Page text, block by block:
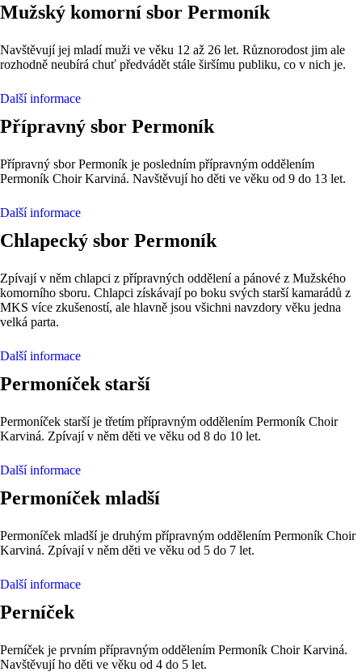
Mužský komorní sbor Permoník
Navštěvují jej mladí muži ve věku 12 až 26 let. Různorodost jim ale
rozhodně neubírá chuť předvádět stále širšímu publiku, co v nich je.
Další informace
Přípravný sbor Permoník
Přípravný sbor Permoník je posledním přípravným oddělením
Permoník Choir Karviná. Navštěvují ho děti ve věku od 9 do 13 let.
Další informace
Chlapecký sbor Permoník
Zpívají v něm chlapci z přípravných oddělení a pánové z Mužského
komorního sboru. Chlapci získávají po boku svých starší kamarádů z
MKS více zkušeností, ale hlavně jsou všichni navzdory věku jedna
velká parta.
Další informace
Permoníček starší
Permoníček starší je třetím přípravným oddělením Permoník Choir
Karviná. Zpívají v něm děti ve věku od 8 do 10 let.
Další informace
Permoníček mladší
Permoníček mladší je druhým přípravným oddělením Permoník Choir
Karviná. Zpívají v něm děti ve věku od 5 do 7 let.
Další informace
Perníček
Perníček je prvním přípravným oddělením Permoník Choir Karviná.
Navštěvují ho děti ve věku od 4 do 5 let.